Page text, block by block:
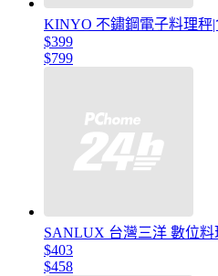
KINYO 不鏽鋼電子料理秤|
$399
$799
SANLUX 台灣三洋 數位料
$403
$458